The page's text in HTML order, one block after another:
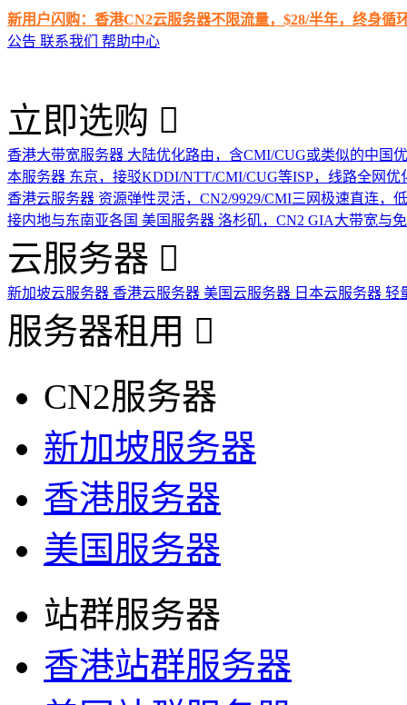
新用户闪购：香港CN2云服务器不限流量，$28/半年，终身循
公告 联系我们 帮助中心
立即选购
香港大带宽服务器 大陆优化路由，含CMI/CUG或类似的中国
本服务器 东京，接驳KDDI/NTT/CMI/CUG等ISP，线路全网优
香港云服务器 资源弹性灵活，CN2/9929/CMI三网极速直连，
接内地与东南亚各国 美国服务器 洛杉矶，CN2 GIA大带宽与
云服务器
新加坡云服务器 香港云服务器 美国云服务器 日本云服务器 轻
服务器租用
CN2服务器
新加坡服务器
香港服务器
美国服务器
站群服务器
香港站群服务器